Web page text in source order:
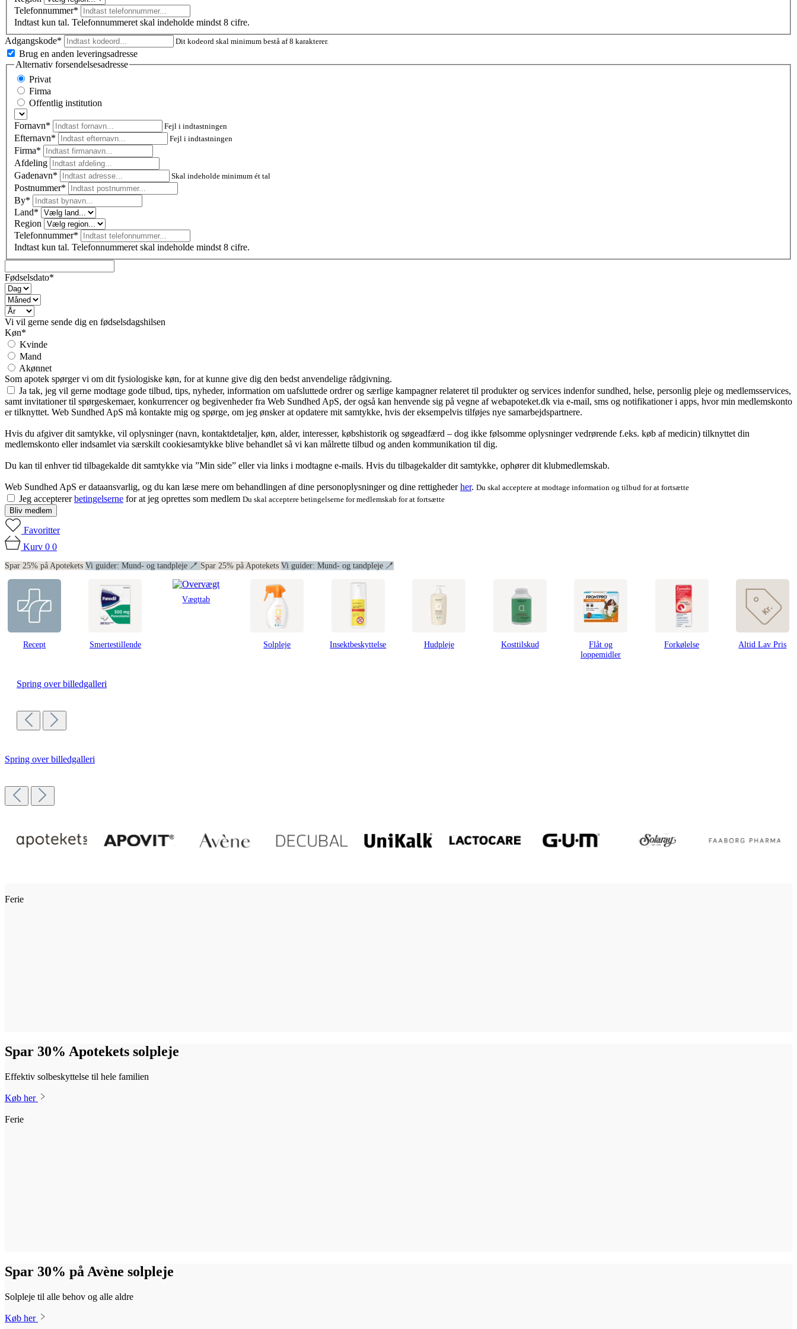
Telefonnummer*
Indtast kun tal. Telefonnummeret skal indeholde mindst 8 cifre.
Adgangskode*
Dit kodeord skal minimum bestå af 8 karakterer.
Brug en anden leveringsadresse
Alternativ forsendelsesadresse
Privat
Firma
Offentlig institution
Fornavn* Fejl i indtastningen
Efternavn* Fejl i indtastningen
Firma*
Afdeling
Gadenavn*
Skal indeholde minimum ét tal
Postnummer*
By*
Land*
Region
Telefonnummer*
Indtast kun tal. Telefonnummeret skal indeholde mindst 8 cifre.
Fødselsdato*
Vi vil gerne sende dig en fødselsdagshilsen
Køn*
Kvinde
Mand
Akønnet
Som apotek spørger vi om dit fysiologiske køn, for at kunne give dig den bedst anvendelige rådgivning.
Ja tak, jeg vil gerne modtage gode tilbud, tips, nyheder, information om uafsluttede ordrer og særlige kampagner relateret til produkter og services indenfor sundhed, helse, personlig pleje og medlemsservices,
samt invitationer til spørgeskemaer, konkurrencer og begivenheder fra Web Sundhed ApS, der også kan henvende sig på vegne af webapoteket.dk via e-mail, sms og notifikationer i apps, hvor min medlemskonto
er tilknyttet. Web Sundhed ApS må kontakte mig og spørge, om jeg ønsker at opdatere mit samtykke, hvis der eksempelvis tilføjes nye samarbejdspartnere.
Hvis du afgiver dit samtykke, vil oplysninger (navn, kontaktdetaljer, køn, alder, interesser, købshistorik og søgeadfærd – dog ikke følsomme oplysninger vedrørende f.eks. køb af medicin) tilknyttet din
medlemskonto eller indsamlet via særskilt cookiesamtykke blive behandlet så vi kan målrette tilbud og anden kommunikation til dig.
Du kan til enhver tid tilbagekalde dit samtykke via ”Min side” eller via links i modtagne e-mails. Hvis du tilbagekalder dit samtykke, ophører dit klubmedlemskab.
Web Sundhed ApS er dataansvarlig, og du kan læse mere om behandlingen af dine personoplysninger og dine rettighederher. Du skal acceptere at modtage information og tilbud for at fortsætte
Jeg acceptererbetingelserne for at jeg oprettes som medlem Du skal acceptere betingelserne for medlemskab for at fortsætte
Bliv medlem
Favoritter
Kurv 0 0
Spar 25% på Apotekets Vi guider: Mund- og tandpleje 🪥 Spar 25% på Apotekets Vi guider: Mund- og tandpleje 🪥
Recept Smertestillende
Vægttab
Solpleje Insektbeskyttelse Hudpleje Kosttilskud
Flåt og
loppemidler
Forkølelse Altid Lav Pris
Spring over billedgalleri
Spring over billedgalleri
Ferie
Spar 30% Apotekets solpleje
Effektiv solbeskyttelse til hele familien
Køb her
Ferie
Spar 30% på Avène solpleje
Solpleje til alle behov og alle aldre
Køb her